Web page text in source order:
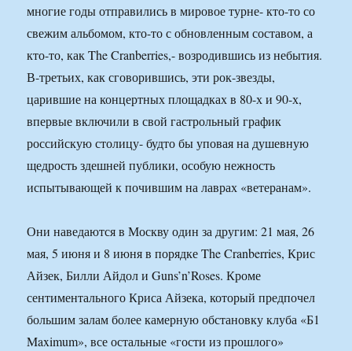
многие годы отправились в мировое турне- кто-то со
свежим альбомом, кто-то с обновленным составом, а
кто-то, как The Cranberries,- возродившись из небытия.
В-третьих, как сговорившись, эти рок-звезды,
царившие на концертных площадках в 80-х и 90-х,
впервые включили в свой гастрольный график
российскую столицу- будто бы уповая на душевную
щедрость здешней публики, особую нежность
испытывающей к почившим на лаврах «ветеранам».
Они наведаются в Москву один за другим: 21 мая, 26
мая, 5 июня и 8 июня в порядке The Cranberries, Крис
Айзек, Билли Айдол и Guns’n’Roses. Кроме
сентиментального Криса Айзека, который предпочел
большим залам более камерную обстановку клуба «Б1
Maximum», все остальные «гости из прошлого»